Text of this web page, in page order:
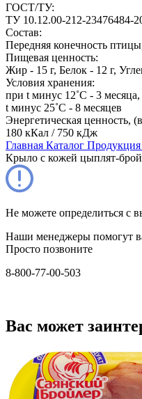
ГОСТ/ТУ:
ТУ 10.12.00-212-23476484-
Состав:
Передняя конечность
Пищевая ценность:
Жир - 15 г, Белок - 12 г,
Условия хранения:
при t минус 12˚С - 3
t минус 25˚С - 8 месяцев
Энергетическая ценность,
180 кКал / 750 кДж
Главная Каталог Продукция
Крыло с кожей цыплят-
Не можете определиться с
Наши менеджеры помогут
Просто позвоните
8-800-77-00-503
Вас может